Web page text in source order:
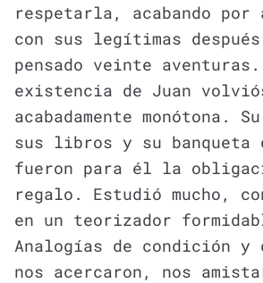
respetarla, acabando por
con sus legítimas
pensado veinte
existencia de Juan
acabadamente monótona.
sus libros y su banqueta
fueron para él la
regalo. Estudió mucho,
en un teorizador
Analogías de condición y
nos acercaron, nos